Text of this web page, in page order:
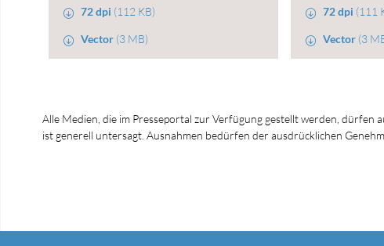
72 dpi (112 KB)
Vector(3 MB)
72 dpi (111
Vector(3
Alle Medien, die im Presseportal zur Verfügung gestellt werden,
ist generell untersagt. Ausnahmen bedürfen der ausdrücklichen